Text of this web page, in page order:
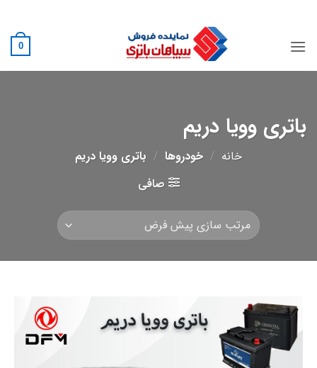
content
0
باتری وویا دریم
خانه / خودروها / باتری وویا دریم
صافی